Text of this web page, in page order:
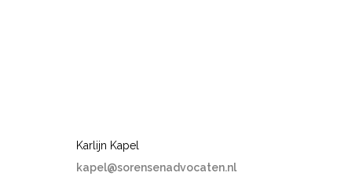
Karlijn Kapel
kapel@sorensenadvocaten.nl